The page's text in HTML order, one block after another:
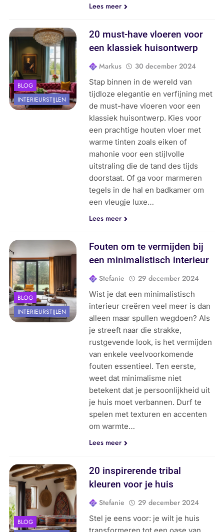
Lees meer
BLOG
INTERIEURSTIJLEN
20 must-have vloeren voor
een klassiek huisontwerp
Markus 30 december 2024
Stap binnen in de wereld van
tijdloze elegantie en verfijning met
de must-have vloeren voor een
klassiek huisontwerp. Kies voor
een prachtige houten vloer met
warme tinten zoals eiken of
mahonie voor een stijlvolle
uitstraling die de tand des tijds
doorstaat. Of ga voor marmeren
tegels in de hal en badkamer om
een vleugje luxe…
Lees meer
BLOG
INTERIEURSTIJLEN
Fouten om te vermijden bij
een minimalistisch interieur
Stefanie 29 december 2024
Wist je dat een minimalistisch
interieur creëren veel meer is dan
alleen maar spullen wegdoen? Als
je streeft naar die strakke,
rustgevende look, is het vermijden
van enkele veelvoorkomende
fouten essentieel. Ten eerste,
weet dat minimalisme niet
betekent dat je persoonlijkheid uit
je huis moet verbannen. Durf te
spelen met texturen en accenten
om warmte…
Lees meer
BLOG
20 inspirerende tribal
kleuren voor je huis
Stefanie 29 december 2024
Stel je eens voor: je wilt je huis